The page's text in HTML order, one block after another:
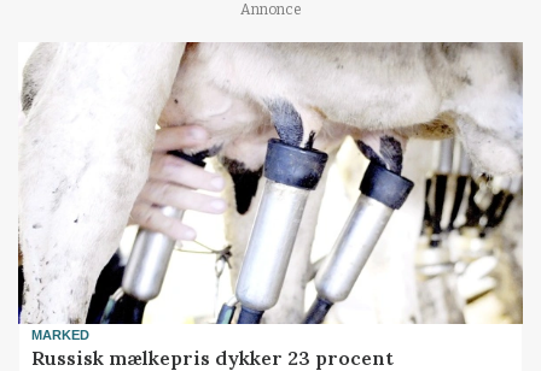
Annonce
MARKED
Russisk mælkepris dykker 23 procent